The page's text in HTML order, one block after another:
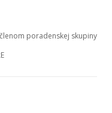
poradenskej skupiny